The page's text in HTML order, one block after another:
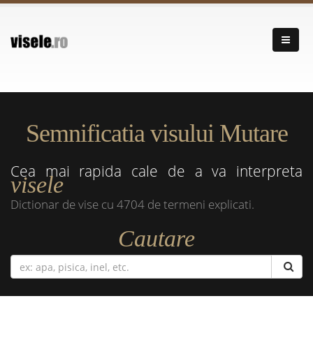
Semnificatia visului Mutare
Cea mai rapida cale de a va interpreta
visele
Dictionar de vise cu 4704 de termeni explicati.
Cautare